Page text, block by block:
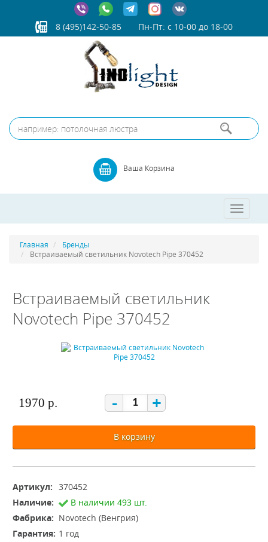
8 (495)142-50-85 Пн-Пт: с 10-00 до 18-00
Ваша Корзина
Toggle
Главная
Бренды
Встраиваемый светильник Novotech Pipe 370452
Встраиваемый светильник
Novotech Pipe 370452
1970 р. - +
В корзину
Артикул: 370452
Наличие:
В наличии 493 шт.
Фабрика: Novotech (Венгрия)
Гарантия: 1 год